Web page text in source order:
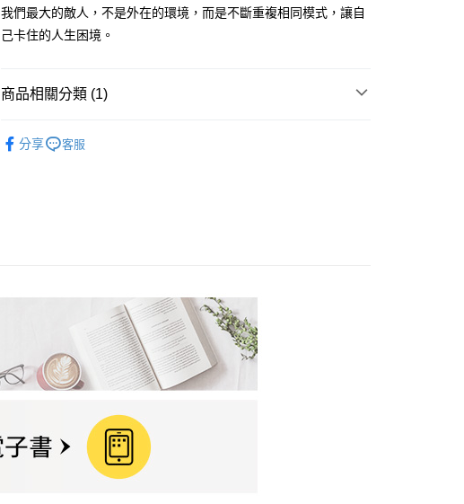
ATM付款
宅配
每筆NT$200，滿NT$99,999(含以上)免運費
雜誌海外運費
我們最大的敵人，不是外在的環境，而是不斷重複相同模式，讓自
己卡住的人生困境。
商品相關分類 (1)
分享
客服